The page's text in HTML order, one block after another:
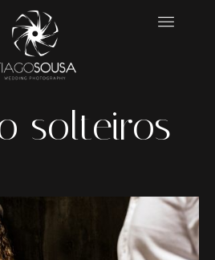
solteiros